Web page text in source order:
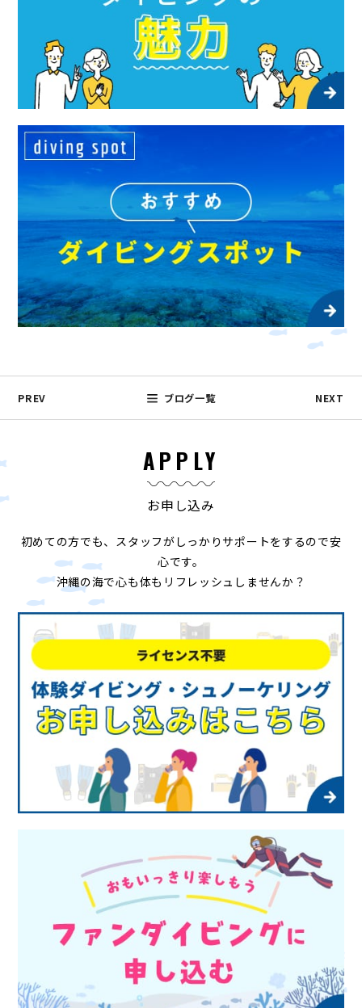
PREV ブログ一覧 NEXT
APPLY
お申し込み
初めての方でも、スタッフがしっかりサポートをするので安
心です。
沖縄の海で心も体もリフレッシュしませんか？